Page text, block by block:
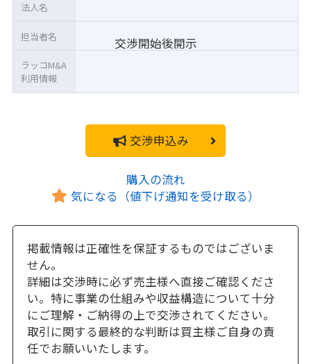
交渉開始後開示
法人名
担当者名
ラッコM&A
利用情報
交渉申込み
購入の流れ
気になる（値下げ通知を受け取る）
掲載情報は正確性を保証するものではございま
せん。
詳細は交渉時に必ず売主様へ直接ご確認くださ
い。特に事業の仕組みや収益構造について十分
にご理解・ご納得の上で交渉されてください。
取引に関する最終的な判断は買主様ご自身の責
任でお願いいたします。